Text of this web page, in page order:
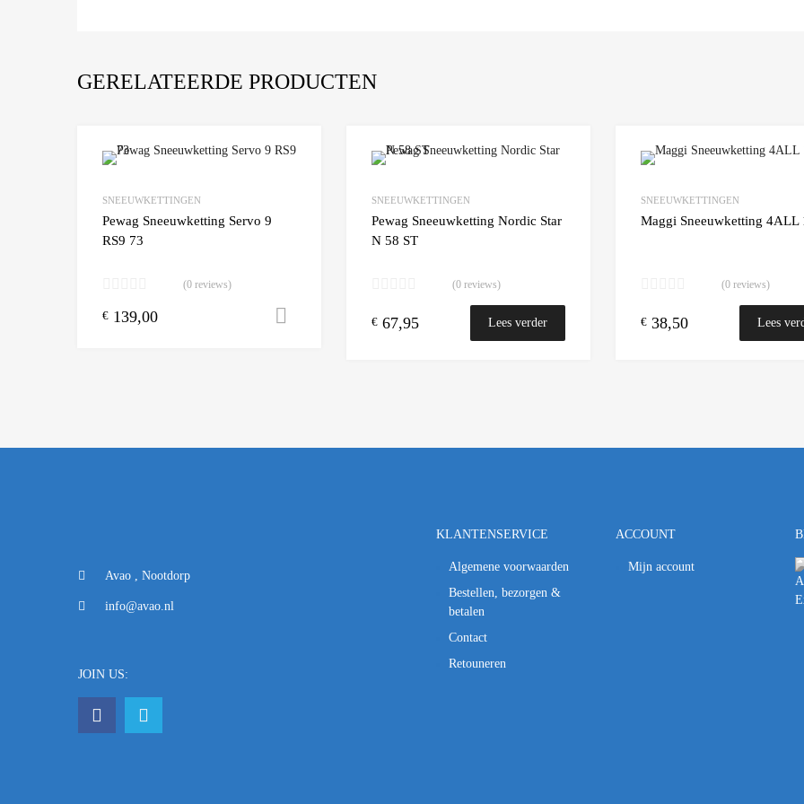
GERELATEERDE PRODUCTEN
Add to Wishlist
SNEEUWKETTINGEN
Pewag Sneeuwketting Servo 9
RS9 73
(0 reviews)
€ 139,00 Toevoegen aan winkelwagen
Add to Wishlist
SNEEUWKETTINGEN
Pewag Sneeuwketting Nordic Star
N 58 ST
(0 reviews)
€ 67,95 Lees verder
SNEEUWKETTINGEN
Maggi Sneeuwketting 4ALL
(0 reviews)
€ 38,50 Lees
Avao , Nootdorp
info@avao.nl
JOIN US:
KLANTENSERVICE
Algemene voorwaarden
Bestellen, bezorgen &
betalen
Contact
Retouneren
ACCOUNT
Mijn account